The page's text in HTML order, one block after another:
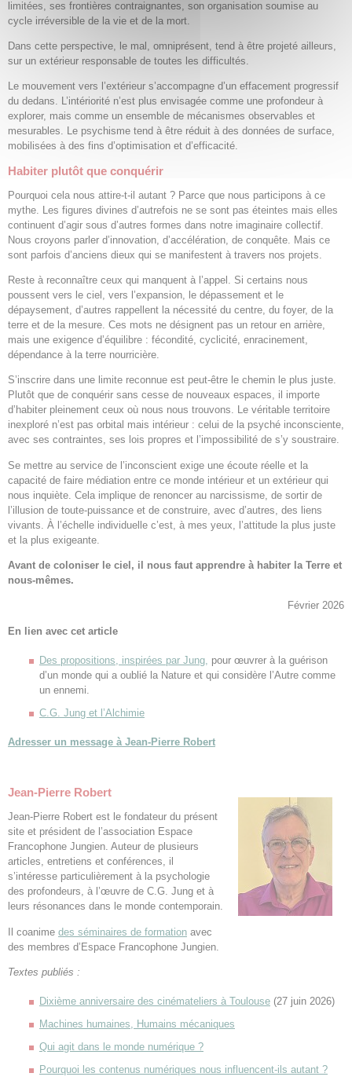
limitées, ses frontières contraignantes, son organisation soumise au
cycle irréversible de la vie et de la mort.
Dans cette perspective, le mal, omniprésent, tend à être projeté ailleurs,
sur un extérieur responsable de toutes les difficultés.
Le mouvement vers l’extérieur s’accompagne d’un effacement progressif
du dedans. L’intériorité n’est plus envisagée comme une profondeur à
explorer, mais comme un ensemble de mécanismes observables et
mesurables. Le psychisme tend à être réduit à des données de surface,
mobilisées à des fins d’optimisation et d’efficacité.
Habiter plutôt que conquérir
Pourquoi cela nous attire-t-il autant ? Parce que nous participons à ce
mythe. Les figures divines d’autrefois ne se sont pas éteintes mais elles
continuent d’agir sous d’autres formes dans notre imaginaire collectif.
Nous croyons parler d’innovation, d’accélération, de conquête. Mais ce
sont parfois d’anciens dieux qui se manifestent à travers nos projets.
Reste à reconnaître ceux qui manquent à l’appel. Si certains nous
poussent vers le ciel, vers l’expansion, le dépassement et le
dépaysement, d’autres rappellent la nécessité du centre, du foyer, de la
terre et de la mesure. Ces mots ne désignent pas un retour en arrière,
mais une exigence d’équilibre : fécondité, cyclicité, enracinement,
dépendance à la terre nourricière.
S’inscrire dans une limite reconnue est peut-être le chemin le plus juste.
Plutôt que de conquérir sans cesse de nouveaux espaces, il importe
d’habiter pleinement ceux où nous nous trouvons. Le véritable territoire
inexploré n’est pas orbital mais intérieur : celui de la psyché inconsciente,
avec ses contraintes, ses lois propres et l’impossibilité de s’y soustraire.
Se mettre au service de l’inconscient exige une écoute réelle et la
capacité de faire médiation entre ce monde intérieur et un extérieur qui
nous inquiète. Cela implique de renoncer au narcissisme, de sortir de
l’illusion de toute-puissance et de construire, avec d’autres, des liens
vivants. À l’échelle individuelle c’est, à mes yeux, l’attitude la plus juste
et la plus exigeante.
Avant de coloniser le ciel, il nous faut apprendre à habiter la Terre et
nous-mêmes.
Février 2026
En lien avec cet article
Des propositions, inspirées par Jung, pour œuvrer à la guérison
d’un monde qui a oublié la Nature et qui considère l’Autre comme
un ennemi.
C.G. Jung et l’Alchimie
Adresser un message à Jean-Pierre Robert
Jean-Pierre Robert
Jean-Pierre Robert est le fondateur du présent
site et président de l’association Espace
Francophone Jungien. Auteur de plusieurs
articles, entretiens et conférences, il
s’intéresse particulièrement à la psychologie
des profondeurs, à l’œuvre de C.G. Jung et à
leurs résonances dans le monde contemporain.
Il coanime des séminaires de formation avec
des membres d’Espace Francophone Jungien.
Textes publiés :
Dixième anniversaire des cinémateliers à Toulouse (27 juin 2026)
Machines humaines, Humains mécaniques
Qui agit dans le monde numérique ?
Pourquoi les contenus numériques nous influencent-ils autant ?